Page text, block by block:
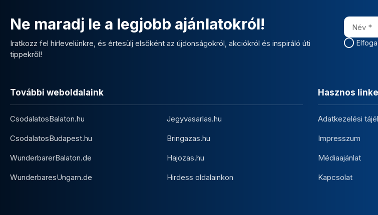
Ne maradj le a legjobb ajánlatokról!
Iratkozz fel hírlevelünkre, és értesülj elsőként az újdonságokról, akciókról és inspiráló úti
tippekről!
További weboldalaink
CsodalatosBalaton.hu
CsodalatosBudapest.hu
WunderbarerBalaton.de
WunderbaresUngarn.de
Jegyvasarlas.hu
Bringazas.hu
Hajozas.hu
Hirdess oldalainkon
Hasznos
Adatkezelési
Impresszum
Médiaajánlat
Kapcsolat